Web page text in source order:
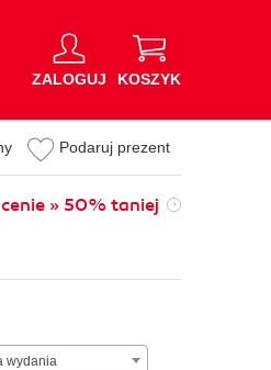
ZALOGUJ KOSZYK
Podaruj prezent
» 50% taniej
wydania